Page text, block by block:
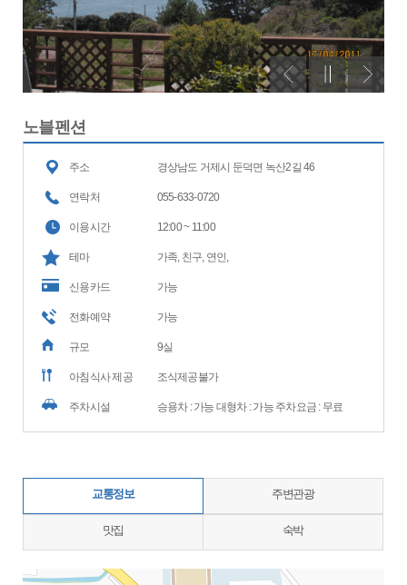
노블펜션
주소 경상남도 거제시 둔덕면 녹산2길 46
연락처 055-633-0720
이용시간 12:00 ~ 11:00
테마 가족, 친구, 연인,
신용카드 가능
전화예약 가능
규모 9실
아침식사 제공 조식제공불가
주차시설 승용차 : 가능 대형차 : 가능 주차요금 : 무료
교통정보 주변관광
맛집 숙박
지도삽입 (가로100%)